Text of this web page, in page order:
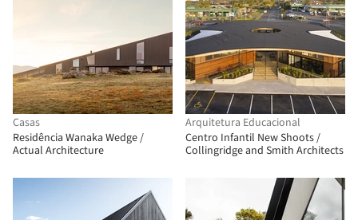
Casas
Residência Wanaka Wedge /
Actual Architecture
Arquitetura Educacional
Centro Infantil New Shoots /
Collingridge and Smith Architects